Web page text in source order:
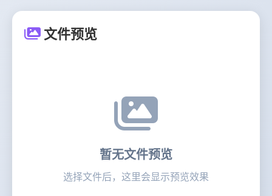
文件预览
暂无文件预览
选择文件后，这里会显示预览效果